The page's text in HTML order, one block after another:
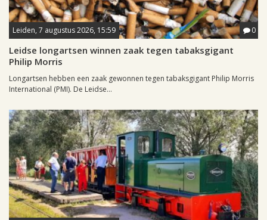
Leiden, 7 augustus 2026, 15:59 0
Leidse longartsen winnen zaak tegen tabaksgigant
Philip Morris
Longartsen hebben een zaak gewonnen tegen tabaksgigant Philip Morris
International (PMI). De Leidse...